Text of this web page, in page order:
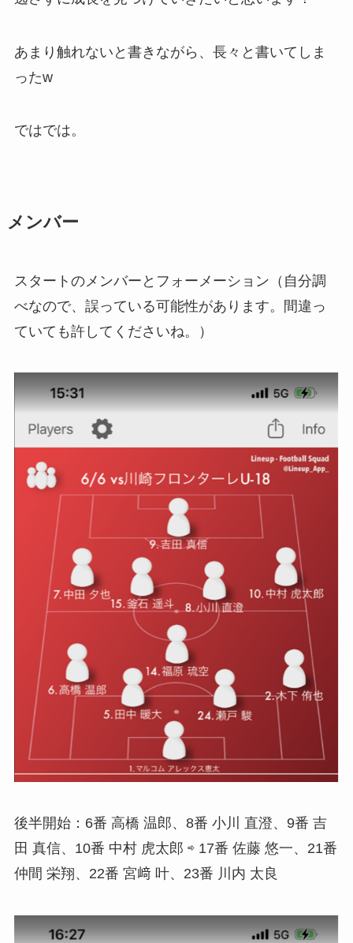
あまり触れないと書きながら、長々と書いてしま
ったw
ではでは。
メンバー
スタートのメンバーとフォーメーション（自分調
べなので、誤っている可能性があります。間違っ
ていても許してくださいね。）
後半開始：6番 高橋 温郎、8番 小川 直澄、9番 吉
田 真信、10番 中村 虎太郎 ⇨ 17番 佐藤 悠一、21番
仲間 栄翔、22番 宮﨑 叶、23番 川内 太良